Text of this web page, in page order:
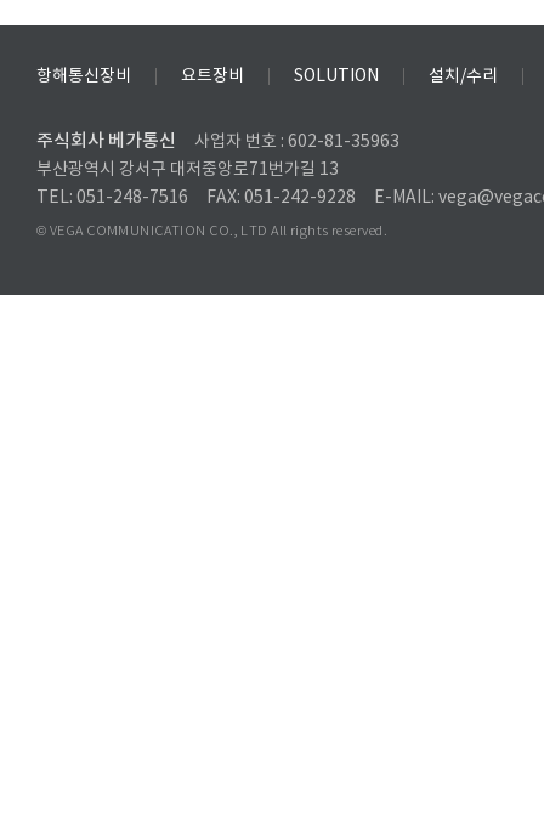
항해통신장비 요트장비 SOLUTION 설치/수리
주식회사 베가통신
사업자 번호 : 602-81-35963
부산광역시 강서구 대저중앙로71번가길 13
TEL: 051-248-7516
FAX: 051-242-9228 E-MAIL:
© VEGA COMMUNICATION CO., LTD All rights reserved.